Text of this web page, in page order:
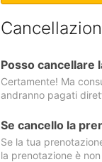
Posso cancellare
Certamente! Ma
andranno pagati
Se cancello la
Se la tua
la prenotazione è